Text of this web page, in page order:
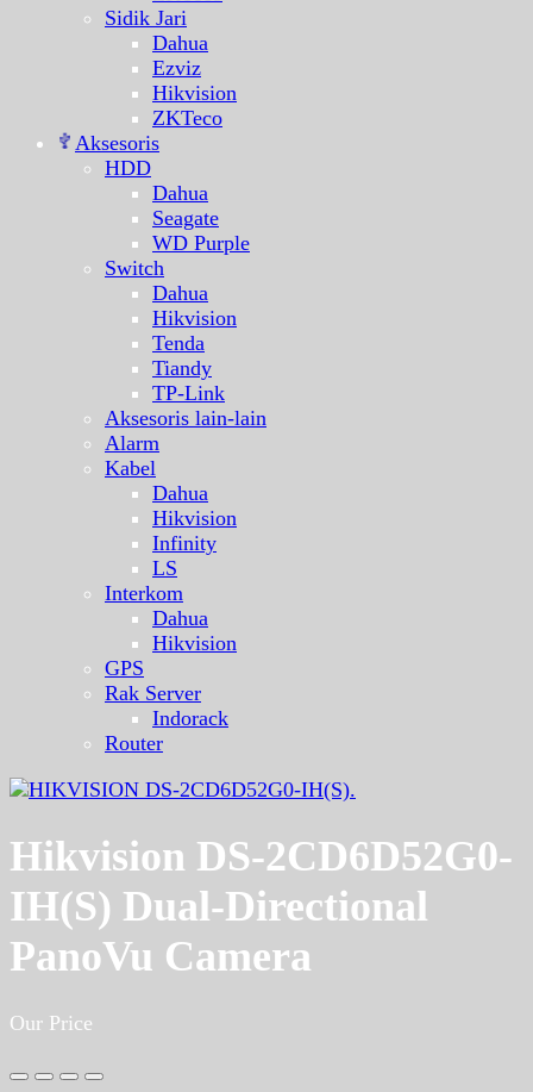
Sidik Jari
Dahua
Ezviz
Hikvision
ZKTeco
Aksesoris
HDD
Dahua
Seagate
WD Purple
Switch
Dahua
Hikvision
Tenda
Tiandy
TP-Link
Aksesoris lain-lain
Alarm
Kabel
Dahua
Hikvision
Infinity
LS
Interkom
Dahua
Hikvision
GPS
Rak Server
Indorack
Router
Hikvision DS-2CD6D52G0-
IH(S) Dual-Directional
PanoVu Camera
Our Price